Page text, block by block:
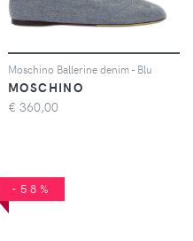
Moschino Ballerine denim - Blu
MOSCHINO
€ 360,00
-58%